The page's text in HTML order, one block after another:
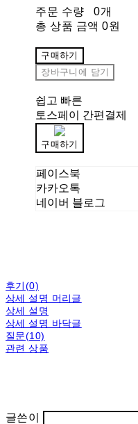
주문 수량
0개
총 상품 금액 0원
구매하기
장바구니에 담기
쉽고 빠른
토스페이 간편결제
구매하기
페이스북
카카오톡
네이버 블로그
후기(0)
상세 설명 머리글
상세 설명
상세 설명 바닥글
질문(10)
관련 상품
글쓴이